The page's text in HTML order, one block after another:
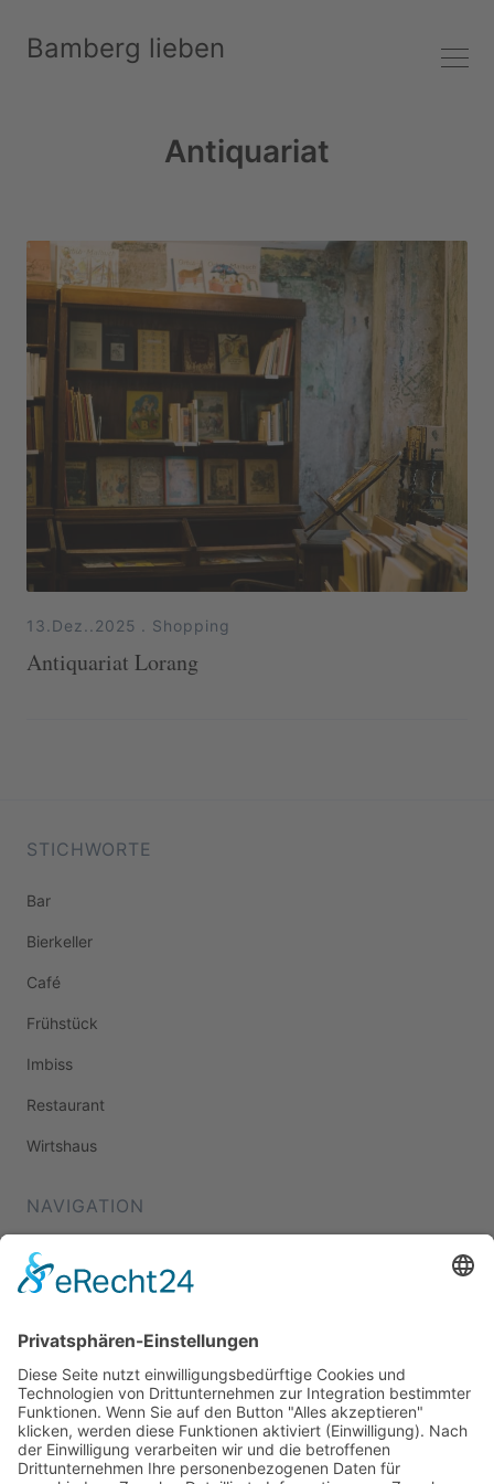
Bamberg lieben
Antiquariat
13.Dez..2025 Shopping
Antiquariat Lorang
STICHWORTE
Bar
Bierkeller
Café
Frühstück
Imbiss
Restaurant
Wirtshaus
NAVIGATION
Home
Essen & Trinken
Shopping
Stadtleben
Veranstaltungen
Shop